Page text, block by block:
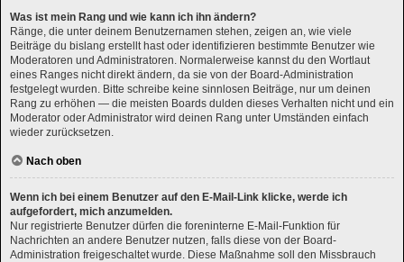
Was ist mein Rang und wie kann ich ihn ändern?
Ränge, die unter deinem Benutzernamen stehen, zeigen an, wie viele
Beiträge du bislang erstellt hast oder identifizieren bestimmte Benutzer wie
Moderatoren und Administratoren. Normalerweise kannst du den Wortlaut
eines Ranges nicht direkt ändern, da sie von der Board-Administration
festgelegt wurden. Bitte schreibe keine sinnlosen Beiträge, nur um deinen
Rang zu erhöhen — die meisten Boards dulden dieses Verhalten nicht und ein
Moderator oder Administrator wird deinen Rang unter Umständen einfach
wieder zurücksetzen.
Nach oben
Wenn ich bei einem Benutzer auf den E-Mail-Link klicke, werde ich
aufgefordert, mich anzumelden.
Nur registrierte Benutzer dürfen die foreninterne E-Mail-Funktion für
Nachrichten an andere Benutzer nutzen, falls diese von der Board-
Administration freigeschaltet wurde. Diese Maßnahme soll den Missbrauch